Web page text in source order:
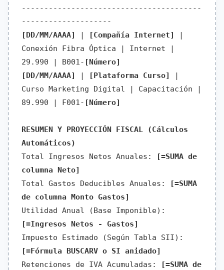
----------------------------------------
--------------------
[DD/MM/AAAA]
| [Compañía Internet]
|
Conexión Fibra Óptica | Internet |
29.990 | B001- [Número]
[DD/MM/AAAA]
| [Plataforma Curso]
|
Curso Marketing Digital | Capacitación |
89.990 | F001- [Número]
RESUMEN Y PROYECCIÓN FISCAL (Cálculos
Automáticos)
Total Ingresos Netos Anuales:
[=SUMA de
columna Neto]
Total Gastos Deducibles Anuales:
[=SUMA
de columna Monto Gastos]
Utilidad Anual (Base Imponible):
[=Ingresos Netos - Gastos]
Impuesto Estimado (Según Tabla SII):
[=Fórmula BUSCARV o SI anidado]
Retenciones de IVA Acumuladas:
[=SUMA de